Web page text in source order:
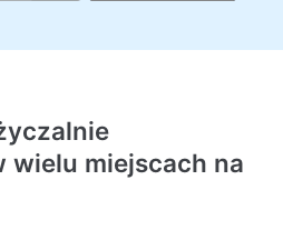
wielu miejscach na